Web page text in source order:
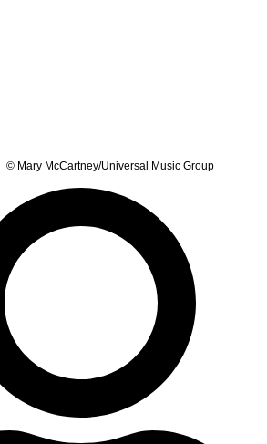
© Mary McCartney/Universal Music Group